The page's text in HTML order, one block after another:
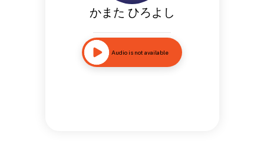
かまた ひろよし
Audio is not available